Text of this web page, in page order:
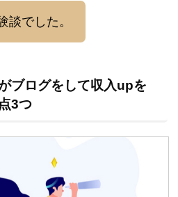
談でした。
ブログをして収入upを
3つ